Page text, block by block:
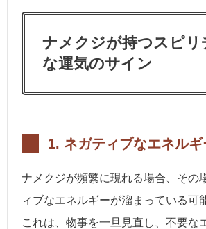
ナメクジが持つスピリ
な運気のサイン
1. ネガティブなエネル
ナメクジが頻繁に現れる場合、その
ィブなエネルギーが溜まっている可
これは、物事を一旦見直し、不要な